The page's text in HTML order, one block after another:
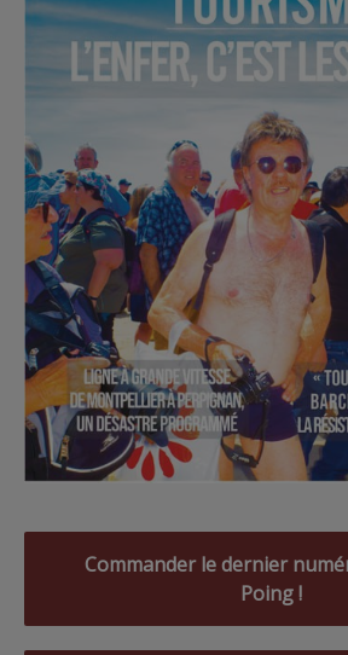
Commander le dernier
Poing !